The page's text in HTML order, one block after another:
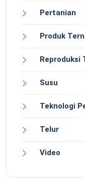
Pertanian
Produk
Reproduksi
Susu
Teknologi
Telur
Video